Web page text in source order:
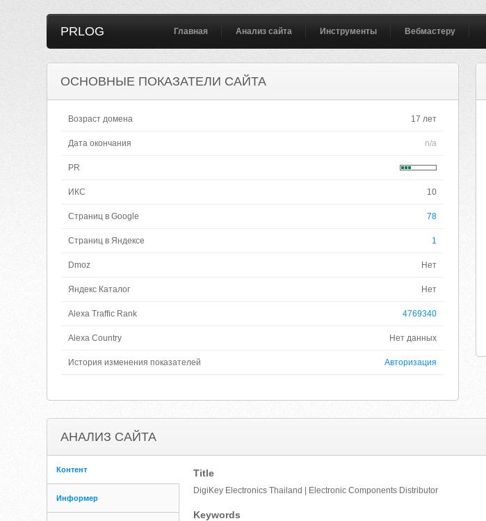
PRLOG Главная Анализ сайта Инструменты Вебмастеру
ОСНОВНЫЕ ПОКАЗАТЕЛИ САЙТА
Возраст домена 17 лет
Дата окончания n/a
PR
ИКС 10
Страниц в Google 78
Страниц в Яндексе 1
Dmoz Нет
Яндекс Каталог Нет
Alexa Traffic Rank 4769340
Alexa Country Нет данных
История изменения показателей Авторизация
АНАЛИЗ САЙТА
Контент
Информер
Title
DigiKey Electronics Thailand | Electronic Components Distributor
Keywords